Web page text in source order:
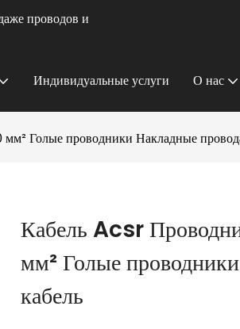
проводов и
Индивидуальные услуги О нас
Голые проводники Накладные
Кабель Acsr
мм² Голые
кабель